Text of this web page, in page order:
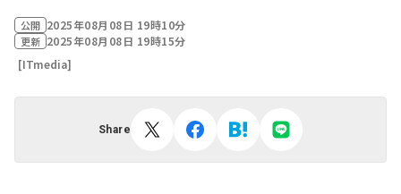
公開 2025年08月08日 19時10分
更新 2025年08月08日 19時15分
[ITmedia]
Share